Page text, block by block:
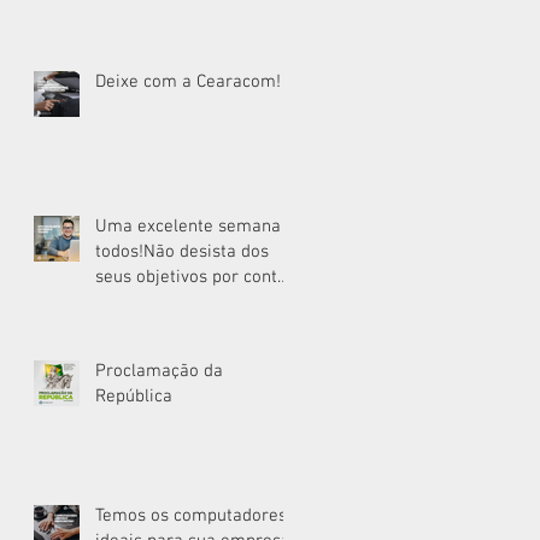
Deixe com a Cearacom!
Uma excelente semana a
todos!Não desista dos
seus objetivos por conta
Proclamação da
República
Temos os computadores